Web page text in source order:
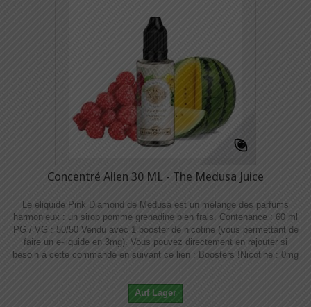
Concentré Alien 30 ML - The Medusa Juice
Le eliquide Pink Diamond de Medusa est un mélange des parfums
harmonieux : un sirop pomme grenadine bien frais. Contenance : 60 ml
PG / VG : 50/50 Vendu avec 1 booster de nicotine (vous permettant de
faire un e-liquide en 3mg). Vous pouvez directement en rajouter si
besoin à cette commande en suivant ce lien : Boosters !​​ Nicotine : 0mg
Auf Lager